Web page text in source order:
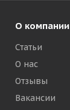
О компании
Статьи
О нас
Отзывы
Вакансии